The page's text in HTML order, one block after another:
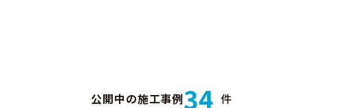
公開中の施工事例34 件